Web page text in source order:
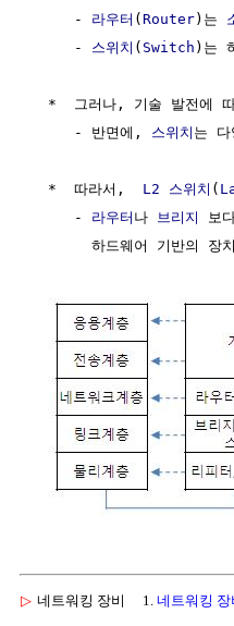
     -
라우터 (Router)는
     -
스위치 ( Switch )는
*  그러나, 기술 발전에
     - 반면에,
스위치 는 다
  *  따라서,
L2 스위치 (
     -
라우터 나 브리지
보
하드웨어 기반의 장
▷ 네트워킹 장비 1. 네트워킹 장